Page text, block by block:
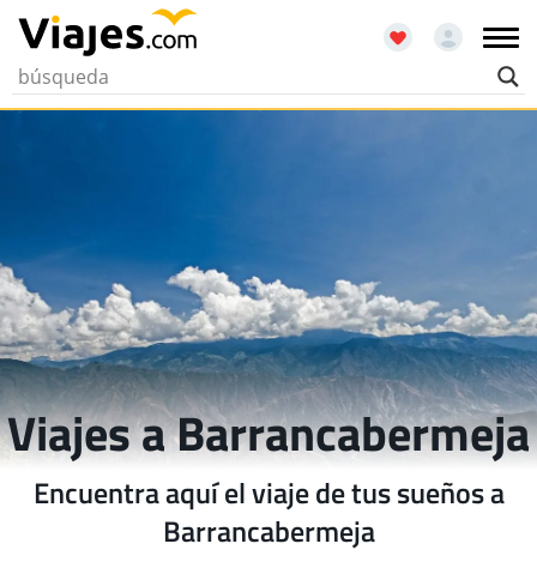
Viajes a Barrancabermeja
Encuentra aquí el viaje de tus sueños a
Barrancabermeja